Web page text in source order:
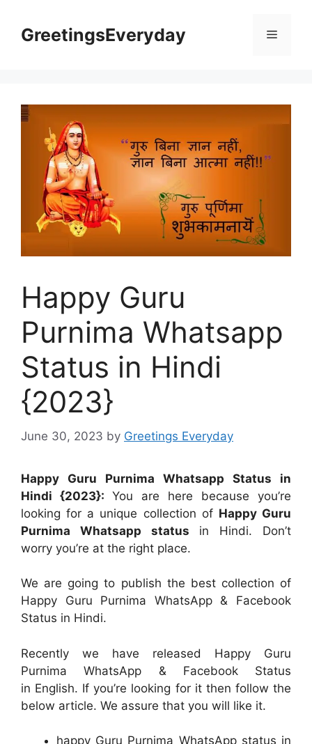
contentGreetingsEveryday Menu
Happy Guru
Purnima Whatsapp
Status in Hindi
{2023}
June 30, 2023 by Greetings Everyday
Happy Guru Purnima Whatsapp Status in
Hindi {2023}: You are here because you’re
looking for a unique collection of Happy Guru
Purnima Whatsapp status in Hindi. Don’t
worry you’re at the right place.
We are going to publish the best collection of
Happy Guru Purnima WhatsApp & Facebook
Status in Hindi.
Recently we have released Happy Guru
Purnima WhatsApp & Facebook Status
in English. If you’re looking for it then follow the
below article. We assure that you will like it.
happy Guru Purnima WhatsApp status in